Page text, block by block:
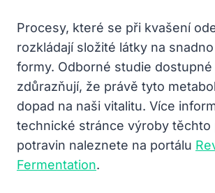
Procesy, které se při kvašení
rozkládají složité látky na
formy. Odborné studie dostupné
zdůrazňují, že právě tyto
dopad na naši vitalitu. Více
technické stránce výroby těchto
potravin naleznete na portálu
Fermentation.